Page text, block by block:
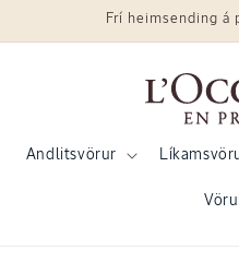
Frí heimsending á
Andlitsvörur